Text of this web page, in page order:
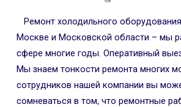
Ремонт холодильного
Москве и Московской области – мы
сфере многие годы. Оперативный
Мы знаем тонкости ремонта многих
сотрудников нашей компании вы
сомневаться в том, что ремонтные